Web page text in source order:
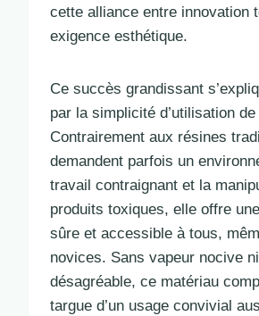
cette alliance entre innovation
exigence esthétique.
Ce succès grandissant
par la simplicité d’utilisation
Contrairement aux résines
demandent parfois un
travail contraignant et la
produits toxiques, elle offre
sûre et accessible à tous,
novices. Sans vapeur nocive
désagréable, ce matériau
targue d’un usage convivial